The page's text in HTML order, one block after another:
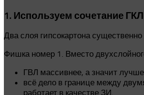
1. Используем сочетание
Два слоя гипсокартона
Фишка номер 1. Вместо
ГВЛ массивнее, а значит
всё дело в границе между
работает в качестве ЗИ.